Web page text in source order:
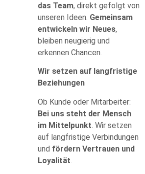
das Team, direkt gefolgt von
unseren Ideen. Gemeinsam
entwickeln wir Neues,
bleiben neugierig und
erkennen Chancen.
Wir setzen auf langfristige
Beziehungen
Ob Kunde oder Mitarbeiter:
Bei uns steht der Mensch
im Mittelpunkt. Wir setzen
auf langfristige Verbindungen
und fördern Vertrauen und
Loyalität.